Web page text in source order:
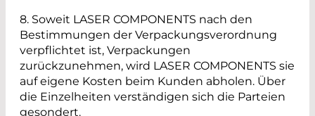
8. Soweit LASER COMPONENTS nach den
Bestimmungen der Verpackungsverordnung
verpflichtet ist, Verpackungen
zurückzunehmen, wird LASER COMPONENTS sie
auf eigene Kosten beim Kunden abholen. Über
die Einzelheiten verständigen sich die Parteien
gesondert.